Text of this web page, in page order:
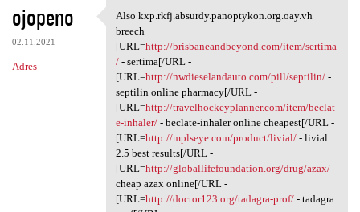
ojopeno
02.11.2021
Adres
Also kxp.rkfj.absurdy
Also kxp.rkfj.absurdy.panoptykon.org.oay.vh
breech
[URL=http://brisbaneandbeyond.com/item/sertima
/- sertima[/URL -
[URL=http://nwdieselandauto.com/pill/septilin/-
septilin online pharmacy[/URL -
[URL=http://travelhockeyplanner.com/item/beclat
e-inhaler/- beclate-inhaler online cheapest[/URL -
[URL=http://mplseye.com/product/livial/- livial
2.5 best results[/URL -
[URL=http://globallifefoundation.org/drug/azax/-
cheap azax online[/URL -
[URL=http://doctor123.org/tadagra-prof/- tadagra